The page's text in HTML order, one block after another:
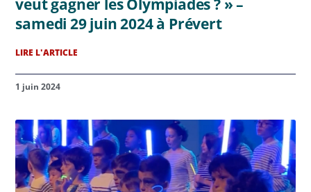
veut gagner les Olympiades ? » –
samedi 29 juin 2024 à Prévert
LIRE L'ARTICLE
1 juin 2024